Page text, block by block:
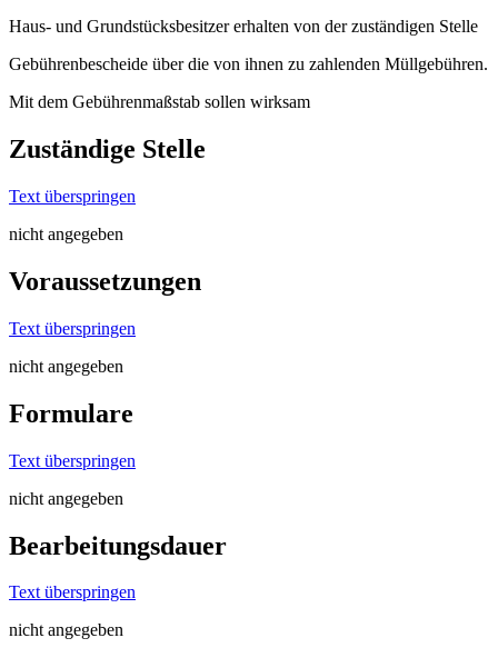
Haus- und Grundstücksbesitzer erhalten von der zuständigen Stelle
Gebührenbescheide über die von ihnen zu zahlenden Müllgebühren.
Mit dem Gebührenmaßstab sollen wirksam
Zuständige Stelle
Text überspringen
nicht angegeben
Voraussetzungen
Text überspringen
nicht angegeben
Formulare
Text überspringen
nicht angegeben
Bearbeitungsdauer
Text überspringen
nicht angegeben